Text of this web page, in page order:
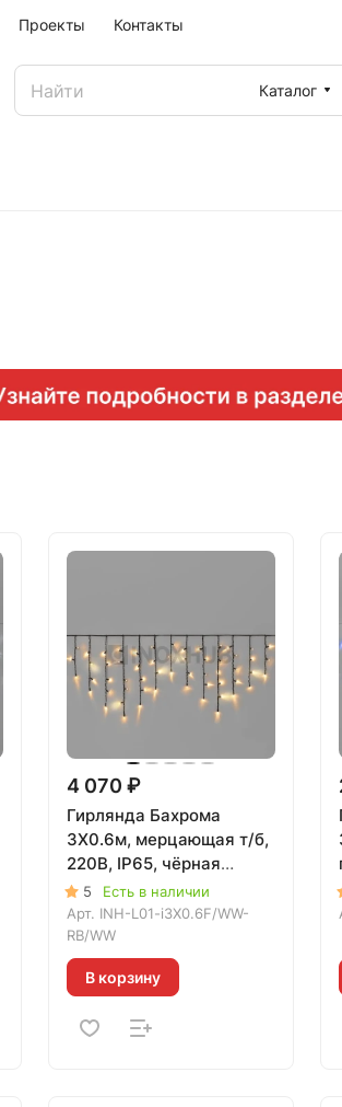
Проекты Контакты
Каталог
4 070 ₽
Гирлянда Бахрома
3X0.6м, мерцающая т/б,
220В, IP65, чёрная
резина 3.3мм, ТЁПЛАЯ
БЕЛАЯ, 020512
5
Есть в наличии
Арт. INH-L01-i3X0.6F/WW-
RB/WW
В корзину